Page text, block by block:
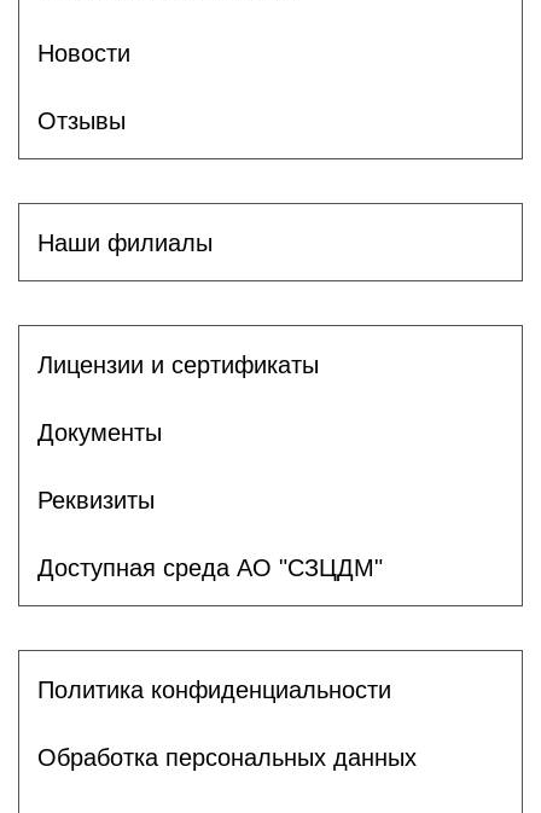
Новости
Отзывы
Наши филиалы
Лицензии и сертификаты
Документы
Реквизиты
Доступная среда АО "СЗЦДМ"
Политика конфиденциальности
Обработка персональных данных